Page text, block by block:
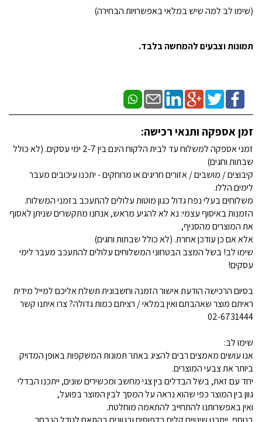
(שימו לב למה שיש במלאי באפשרויות הבחירה)
תמונות וצבעים להמחשה בלבד.
זמן אספקה ותנאי רכישה:
זמני אספקה למשלוח עד לבית הלקוח הינם בין 2-7 ימי עסקים. (לא כולל
שבתות וחגים)
קיבוצים / מושבים / אזורים חריגים או מרוחקים - יתכנו עיכובים מעבר
לימים הללו.
משלוחים בעלי נפח גדול כגון מוטות עלולים להתעכב בזמני המשלוח.
הזמנות באיסוף עצמי: נא לא להגיע מראש, אנחנו מתקשרים שניתן לאסוף
את המוצרים מהסניף,
אלא אם כן עודכן אחרת. (לא כולל שבתות וחגים)
שימו לב! בשל המצב הבטחוני המשלוחים עלולים להתעכב מעבר לימי
עסקים!
בסיום הרכישה הודעת אישור הזמנה וחשבונית תשלח אליכם למייל מידית
ראיתם מוצר שאהבתם ואין במלאי / רציתם כמות גדולה? צרו איתנו קשר
02-6731444
שימו לב:
אנו עושים מאמצים רבים להציג באתר תמונות המשקפות באופן המדויק
ביותר את צבעי המוצרים.
יחד עם זאת, בשל הבדלים בין צגי מחשב ומכשירים שונים, ייתכנו הבדלי
גוון בין המוצר כפי שהוא נראה על המסך לבין המוצר בפועל,
ואין באפשרותנו להתחייב להתאמה מוחלטת.